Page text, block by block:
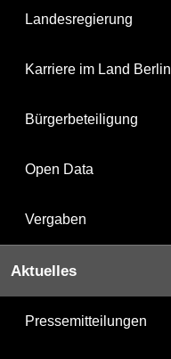
Landesregierung
Karriere im Land Berlin
Bürgerbeteiligung
Open Data
Vergaben
Aktuelles
Pressemitteilungen